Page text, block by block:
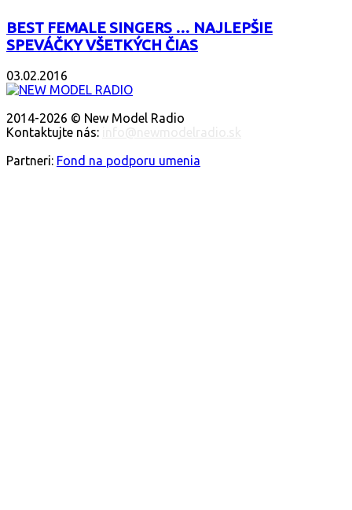
BEST FEMALE SINGERS … NAJLEPŠIE
SPEVÁČKY VŠETKÝCH ČIAS
03.02.2016
2014-2026 © New Model Radio
Kontaktujte nás:
Partneri: Fond na podporu umenia